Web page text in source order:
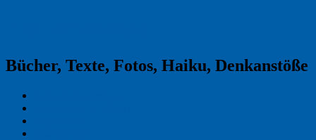
Bücher, Texte, Fotos, Haiku, Denkanstöße